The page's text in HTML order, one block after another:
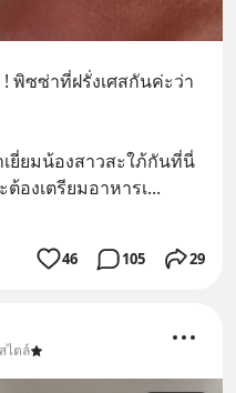
พิซซ่าที่ฝรั่งเศสกันค่ะว่า
ยี่ยมน้องสาวสะใภ้กันที่นี่
องเตรียมอาหารเ...
46 105 29
ไตล์